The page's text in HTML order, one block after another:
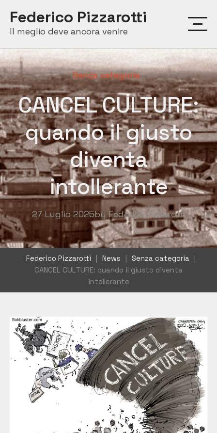
content
Federico Pizzarotti
Il meglio deve ancora venire
Senza categoria
CANCEL CULTURE:
quando il giusto
diventa
intollerante
27 Luglio 2025byFederico Pizzarotti
Federico Pizzarotti | News | Senza categoria |
CANCEL CULTURE: quando il giusto diventa
intollerante